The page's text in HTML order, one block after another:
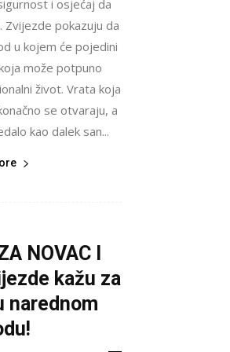
i osjećaj da
pokazuju da
u kojem će pojedini
može potpuno
život. Vrata koja
se otvaraju, a
kao dalek san...
NOVAC I
kažu za
narednom